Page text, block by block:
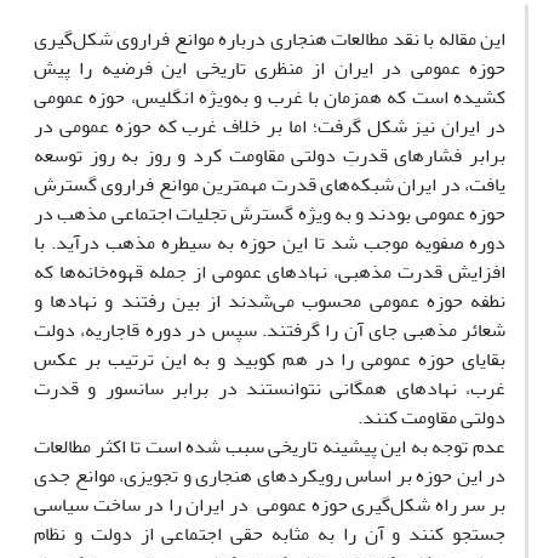
این مقاله با نقد مطالعات هنجاری درباره موانع فراروی شکل‌گیری
حوزه عمومی در ایران از منظری تاریخی این فرضیه را پیش
کشیده است که همزمان با غرب و به‌ویژه انگلیس، حوزه عمومی
در ایران نیز شکل گرفت؛ اما بر خلاف غرب که حوزه عمومی در
برابر فشار‌های قدرتِ دولتی مقاومت کرد و روز به روز توسعه
یافت، در ایران شبکه‌های قدرت مهمترین موانع فراروی گسترش
حوزه عمومی بودند و به ویژه گسترش تجلیات اجتماعی مذهب در
دوره صفویه موجب شد تا این حوزه به سیطره مذهب درآید. با
افزایش قدرت مذهبی، نهاد‌های عمومی از جمله قهوه‌خانه‌ها که
نطفه حوزه عمومی محسوب می‌شدند از بین رفتند و نهاد‌ها و
شعائر مذهبی جای آن را گرفتند. سپس در دوره قاجاریه، دولت
بقایای حوزه عمومی را در هم کوبید و به این ترتیب بر عکس
غرب، نهادهای همگانی نتوانستند در برابر سانسور و قدرت
دولتی مقاومت کنند.
عدم توجه به این پیشینه تاریخی سبب شده است تا اکثر مطالعات
در این حوزه بر اساس رویکرد‌‌های هنجاری و تجویزی، موانع جدی
بر سر راه شکل‌گیری حوزه عمومی در ایران را در ساخت سیاسی
جستجو کنند و آن را به مثابه حقی اجتماعی از دولت و نظام